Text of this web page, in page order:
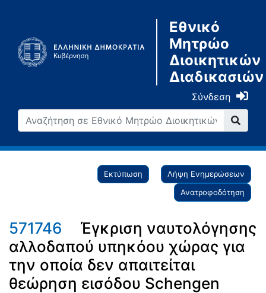
Εθνικό
Μητρώο
Διοικητικών
Διαδικασιών
Σύνδεση
Εκτύπωση
Λήψη Ενημερώσεων
Ανατροφοδότηση
571746
Έγκριση ναυτολόγησης
αλλοδαπού υπηκόου χώρας για
την οποία δεν απαιτείται
θεώρηση εισόδου Schengen